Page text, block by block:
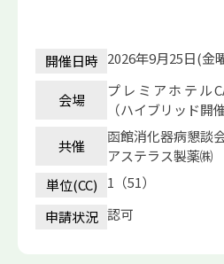
開催日時 2026年9月25日(金
会場
プレミアホテル
（ハイブリッド開催
共催
函館消化器病懇談
アステラス製薬㈱
単位(CC)
1（51）
申請状況 認可